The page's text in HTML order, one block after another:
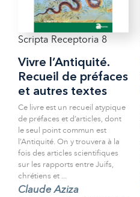
Scripta Receptoria 8
Vivre l’Antiquité.
Recueil de préfaces
et autres textes
Ce livre est un recueil atypique
de préfaces et d’articles, dont
le seul point commun est
l’Antiquité. On y trouvera à la
fois des articles scientifiques
sur les rapports entre Juifs,
chrétiens et ...
Claude Aziza